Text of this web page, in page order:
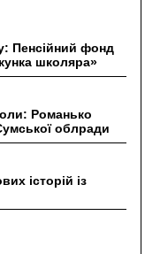
Пенсійний фонд
школяра»
Романько
облради
історій із